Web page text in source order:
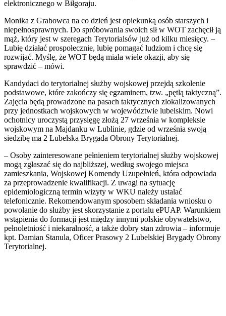
elektronicznego w Biłgoraju.
Monika z Grabowca na co dzień jest opiekunką osób starszych i
niepełnosprawnych. Do spróbowania swoich sił w WOT zachęcił ją
mąż, który jest w szeregach Terytorialsów już od kilku miesięcy. –
Lubię działać prospołecznie, lubię pomagać ludziom i chcę się
rozwijać. Myślę, że WOT będą miała wiele okazji, aby się
sprawdzić – mówi.
Kandydaci do terytorialnej służby wojskowej przejdą szkolenie
podstawowe, które zakończy się egzaminem, tzw. „pętlą taktyczną”.
Zajęcia będą prowadzone na pasach taktycznych zlokalizowanych
przy jednostkach wojskowych w województwie lubelskim. Nowi
ochotnicy uroczystą przysięgę złożą 27 września w kompleksie
wojskowym na Majdanku w Lublinie, gdzie od września swoją
siedzibę ma 2 Lubelska Brygada Obrony Terytorialnej.
– Osoby zainteresowane pełnieniem terytorialnej służby wojskowej
mogą zgłaszać się do najbliższej, według swojego miejsca
zamieszkania, Wojskowej Komendy Uzupełnień, która odpowiada
za przeprowadzenie kwalifikacji. Z uwagi na sytuację
epidemiologiczną termin wizyty w WKU należy ustalać
telefonicznie. Rekomendowanym sposobem składania wniosku o
powołanie do służby jest skorzystanie z portalu ePUAP. Warunkiem
wstąpienia do formacji jest między innymi polskie obywatelstwo,
pełnoletniość i niekaralność, a także dobry stan zdrowia – informuje
kpt. Damian Stanula, Oficer Prasowy 2 Lubelskiej Brygady Obrony
Terytorialnej.